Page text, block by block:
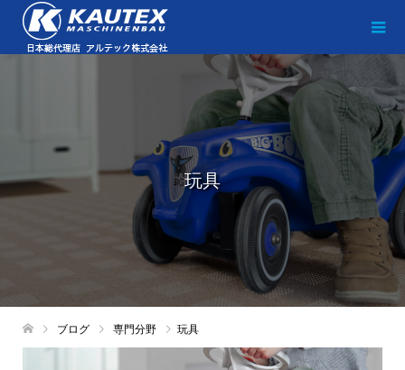
玩具
ブログ 専門分野 玩具